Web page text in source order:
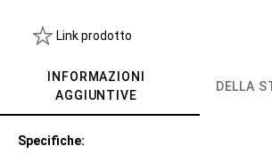
Link prodotto
INFORMAZIONI
AGGIUNTIVE
DELLA
Specifiche: